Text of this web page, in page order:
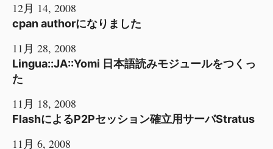
12月 14, 2008
cpan authorになりました
11月 28, 2008
Lingua::JA::Yomi 日本語読みモジュールをつくっ
た
11月 18, 2008
FlashによるP2Pセッション確立用サーバStratus
11月 6, 2008